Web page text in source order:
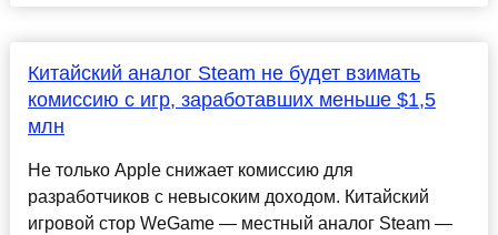
Китайский аналог Steam не будет взимать
комиссию с игр, заработавших меньше $1,5
млн
Не только Apple снижает комиссию для
разработчиков с невысоким доходом. Китайский
игровой стор WeGame — местный аналог Steam —